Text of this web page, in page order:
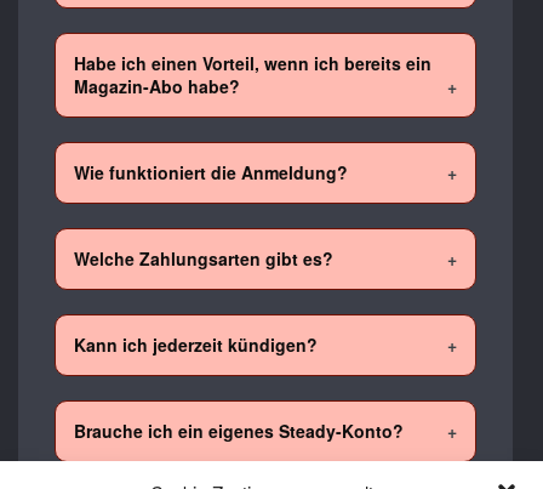
Habe ich einen Vorteil, wenn ich bereits ein
Magazin-Abo habe?
Wie funktioniert die Anmeldung?
Welche Zahlungsarten gibt es?
Kann ich jederzeit kündigen?
Brauche ich ein eigenes Steady-Konto?